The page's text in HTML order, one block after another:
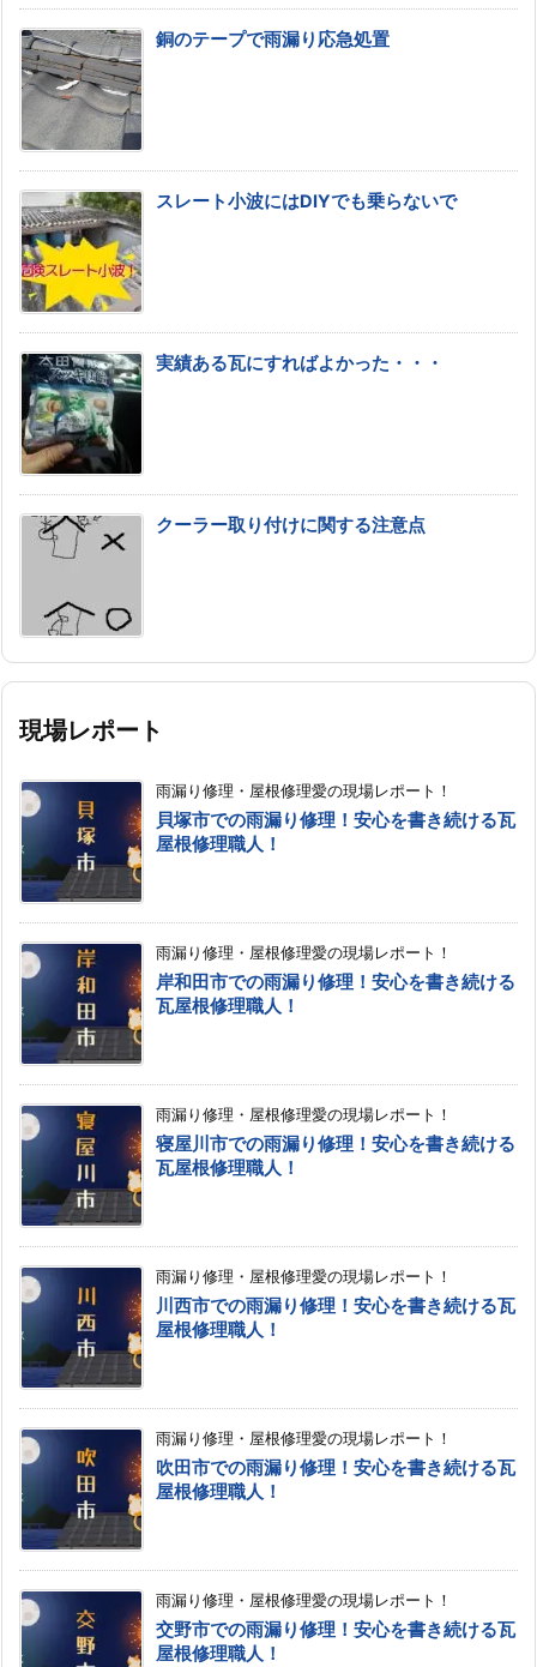
銅のテープで雨漏り応急処置
スレート小波にはDIYでも乗らないで
実績ある瓦にすればよかった・・・
クーラー取り付けに関する注意点
現場レポート
雨漏り修理・屋根修理愛の現場レポート！
貝塚市での雨漏り修理！安心を書き続ける瓦
屋根修理職人！
雨漏り修理・屋根修理愛の現場レポート！
岸和田市での雨漏り修理！安心を書き続ける
瓦屋根修理職人！
雨漏り修理・屋根修理愛の現場レポート！
寝屋川市での雨漏り修理！安心を書き続ける
瓦屋根修理職人！
雨漏り修理・屋根修理愛の現場レポート！
川西市での雨漏り修理！安心を書き続ける瓦
屋根修理職人！
雨漏り修理・屋根修理愛の現場レポート！
吹田市での雨漏り修理！安心を書き続ける瓦
屋根修理職人！
雨漏り修理・屋根修理愛の現場レポート！
交野市での雨漏り修理！安心を書き続ける瓦
屋根修理職人！